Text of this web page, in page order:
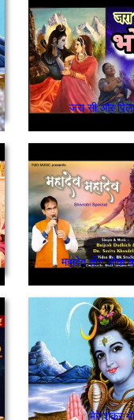
जरा सी और
महादेव तीन लोक
मेरे शंकर